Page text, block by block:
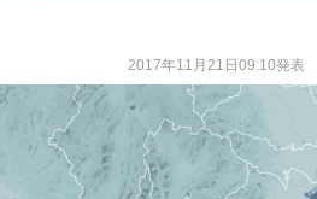
2017年11月21日09:10発表